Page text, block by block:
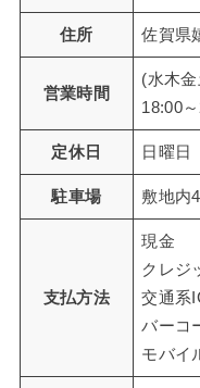
住所 佐賀県
営業時間
(水木
18:00
定休日 日曜日
駐車場 敷地内
支払方法
現金
クレジ
交通系
バーコ
モバイ